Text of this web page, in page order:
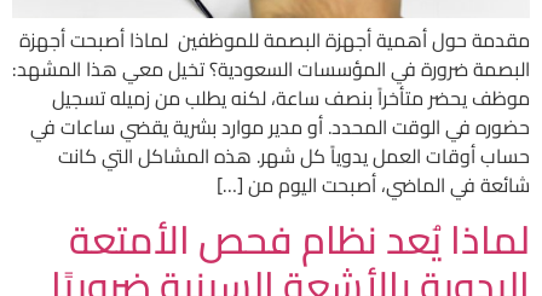
مقدمة حول أهمية أجهزة البصمة للموظفين لماذا أصبحت أجهزة
البصمة ضرورة في المؤسسات السعودية؟ تخيل معي هذا المشهد:
موظف يحضر متأخراً بنصف ساعة، لكنه يطلب من زميله تسجيل
حضوره في الوقت المحدد. أو مدير موارد بشرية يقضي ساعات في
حساب أوقات العمل يدوياً كل شهر. هذه المشاكل التي كانت
شائعة في الماضي، أصبحت اليوم من […]
لماذا يُعد نظام فحص الأمتعة